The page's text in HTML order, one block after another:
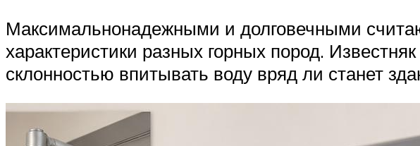
Максимальнонадежными и долговечными
характеристики разных горных пород.
склонностью впитывать воду вряд ли станет